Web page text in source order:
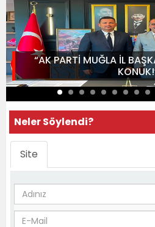
“AK PARTİ MUĞLA İL
Neler Söylendi?
Site